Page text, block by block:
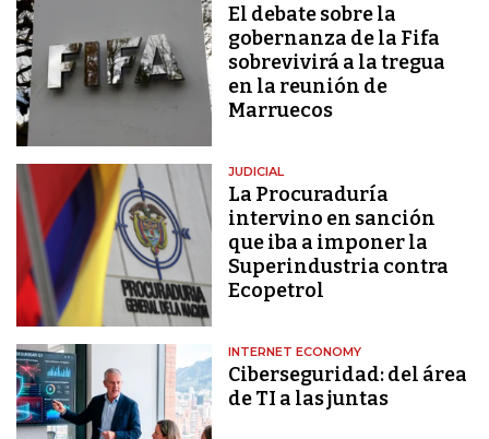
El debate sobre la
gobernanza de la Fifa
sobrevivirá a la tregua
en la reunión de
Marruecos
JUDICIAL
La Procuraduría
intervino en sanción
que iba a imponer la
Superindustria contra
Ecopetrol
INTERNET ECONOMY
Ciberseguridad: del área
de TI a las juntas